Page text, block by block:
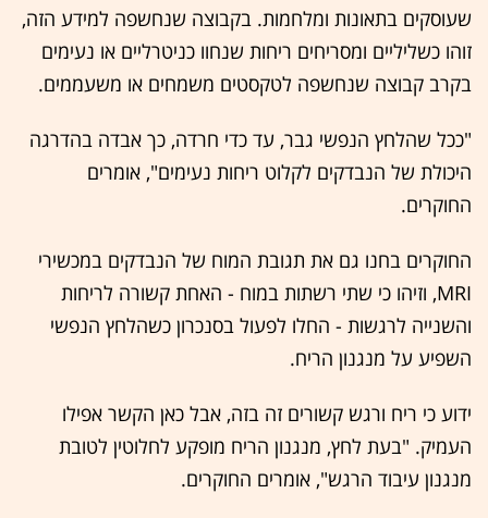
שעוסקים בתאונות ומלחמות. בקבוצה שנחשפה למידע הזה,
זוהו כשליליים ומסריחים ריחות שנחוו כניטרליים או נעימים
בקרב קבוצה שנחשפה לטקסטים משמחים או משעממים.
"ככל שהלחץ הנפשי גבר, עד כדי חרדה, כך אבדה בהדרגה
היכולת של הנבדקים לקלוט ריחות נעימים", אומרים
החוקרים.
החוקרים בחנו גם את תגובת המוח של הנבדקים במכשירי
MRI, וזיהו כי שתי רשתות במוח - האחת קשורה לריחות
והשנייה לרגשות - החלו לפעול בסנכרון כשהלחץ הנפשי
השפיע על מנגנון הריח.
ידוע כי ריח ורגש קשורים זה בזה, אבל כאן הקשר אפילו
העמיק. "בעת לחץ, מנגנון הריח מופקע לחלוטין לטובת
מנגנון עיבוד הרגש", אומרים החוקרים.